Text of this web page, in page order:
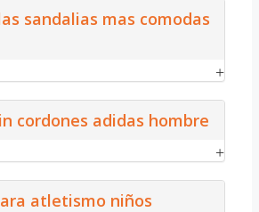
sandalias mas comodas
cordones adidas hombre
atletismo niños